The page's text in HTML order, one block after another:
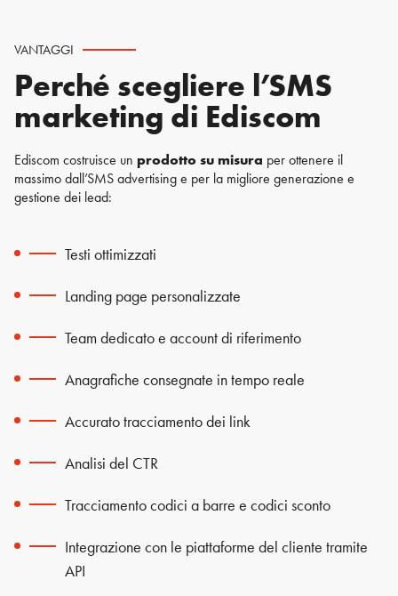
VANTAGGI
Perché scegliere l’SMS
marketing di Ediscom
Ediscom costruisce un prodotto su misura per ottenere il
massimo dall’SMS advertising e per la migliore generazione e
gestione dei lead:
Testi ottimizzati
Landing page personalizzate
Team dedicato e account di riferimento
Anagrafiche consegnate in tempo reale
Accurato tracciamento dei link
Analisi del CTR
Tracciamento codici a barre e codici sconto
Integrazione con le piattaforme del cliente tramite
API